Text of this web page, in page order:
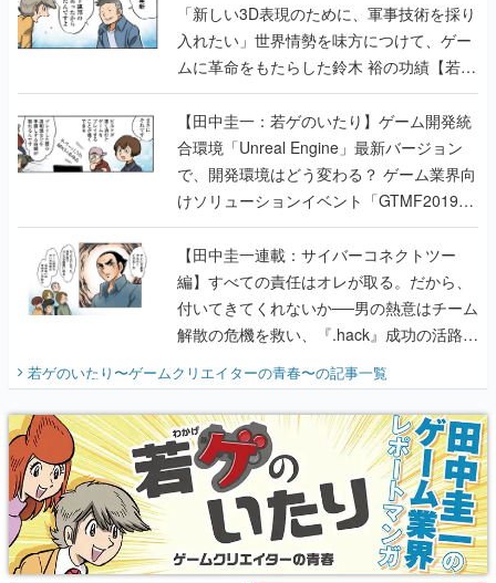
「新しい3D表現のために、軍事技術を採り
入れたい」世界情勢を味方につけて、ゲー
ムに革命をもたらした鈴木 裕の功績【若ゲ
のいたり】
【田中圭一：若ゲのいたり】ゲーム開発統
合環境「Unreal Engine」最新バージョン
で、開発環境はどう変わる？ ゲーム業界向
けソリューションイベント「GTMF2019」
に行って、より理解を深めよう【PR】
【田中圭一連載：サイバーコネクトツー
編】すべての責任はオレが取る。だから、
付いてきてくれないか──男の熱意はチーム
解散の危機を救い、『.hack』成功の活路を
『少年ジャンプ』色だった【若ゲのいた
り】
若ゲのいたり〜ゲームクリエイターの青春〜の記事一覧